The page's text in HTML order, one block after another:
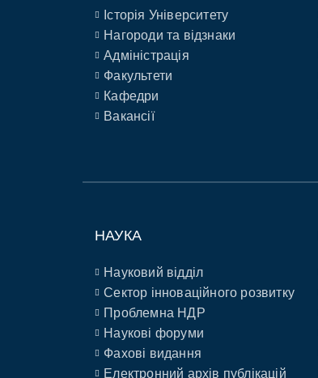
Історія Університету
Нагороди та відзнаки
Адміністрація
Факультети
Кафедри
Вакансії
НАУКА
Науковий відділ
Сектор інноваційного розвитку
Проблемна НДР
Наукові форуми
Фахові видання
Електронний архів публікацій